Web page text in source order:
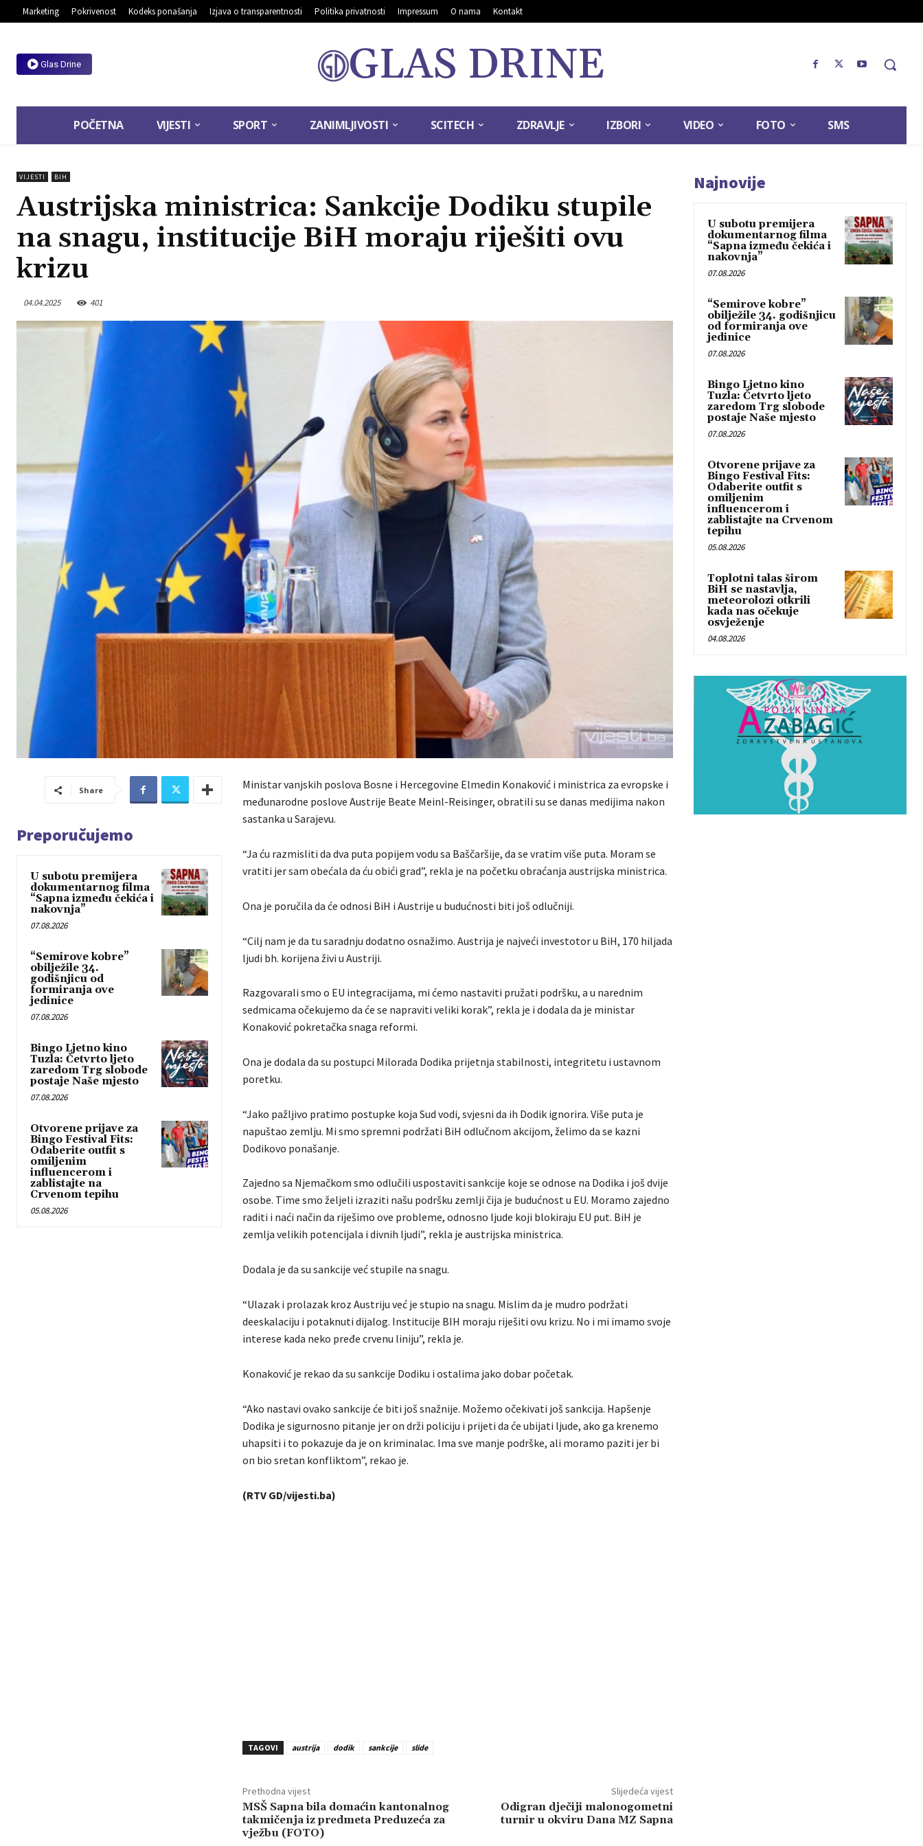
Marketing Pokrivenost Kodeks ponašanja Izjava o transparentnosti Politika privatnosti Impressum O nama Kontakt
Glas Drine GLAS DRINE
POČETNA VIJESTI SPORT ZANIMLJIVOSTI SCITECH ZDRAVLJE IZBORI VIDEO FOTO SMS
VIJESTI BIH
Austrijska ministrica: Sankcije Dodiku stupile
na snagu, institucije BiH moraju riješiti ovu
krizu
04.04.2025 401
Share
Preporučujemo
U subotu premijera
dokumentarnog filma
“Sapna između čekića i
nakovnja”
07.08.2026
“Semirove kobre”
obilježile 34.
godišnjicu od
formiranja ove
jedinice
07.08.2026
Bingo Ljetno kino
Tuzla: Četvrto ljeto
zaredom Trg slobode
postaje Naše mjesto
07.08.2026
Otvorene prijave za
Bingo Festival Fits:
Odaberite outfit s
omiljenim
influencerom i
zablistajte na
Crvenom tepihu
05.08.2026
Ministar vanjskih poslova Bosne i Hercegovine Elmedin Konaković i ministrica za evropske i
međunarodne poslove Austrije Beate Meinl-Reisinger, obratili su se danas medijima nakon
sastanka u Sarajevu.
“Ja ću razmisliti da dva puta popijem vodu sa Baščaršije, da se vratim više puta. Moram se
vratiti jer sam obećala da ću obići grad”, rekla je na početku obraćanja austrijska ministrica.
Ona je poručila da će odnosi BiH i Austrije u budućnosti biti još odlučniji.
“Cilj nam je da tu saradnju dodatno osnažimo. Austrija je najveći investotor u BiH, 170 hiljada
ljudi bh. korijena živi u Austriji.
Razgovarali smo o EU integracijama, mi ćemo nastaviti pružati podršku, a u narednim
sedmicama očekujemo da će se napraviti veliki korak”, rekla je i dodala da je ministar
Konaković pokretačka snaga reformi.
Ona je dodala da su postupci Milorada Dodika prijetnja stabilnosti, integritetu i ustavnom
poretku.
“Jako pažljivo pratimo postupke koja Sud vodi, svjesni da ih Dodik ignorira. Više puta je
napuštao zemlju. Mi smo spremni podržati BiH odlučnom akcijom, želimo da se kazni
Dodikovo ponašanje.
Zajedno sa Njemačkom smo odlučili uspostaviti sankcije koje se odnose na Dodika i još dvije
osobe. Time smo željeli izraziti našu podršku zemlji čija je budućnost u EU. Moramo zajedno
raditi i naći način da riješimo ove probleme, odnosno ljude koji blokiraju EU put. BiH je
zemlja velikih potencijala i divnih ljudi”, rekla je austrijska ministrica.
Dodala je da su sankcije već stupile na snagu.
“Ulazak i prolazak kroz Austriju već je stupio na snagu. Mislim da je mudro podržati
deeskalaciju i potaknuti dijalog. Institucije BIH moraju riješiti ovu krizu. No i mi imamo svoje
interese kada neko pređe crvenu liniju”, rekla je.
Konaković je rekao da su sankcije Dodiku i ostalima jako dobar početak.
“Ako nastavi ovako sankcije će biti još snažnije. Možemo očekivati još sankcija. Hapšenje
Dodika je sigurnosno pitanje jer on drži policiju i prijeti da će ubijati ljude, ako ga krenemo
uhapsiti i to pokazuje da je on kriminalac. Ima sve manje podrške, ali moramo paziti jer bi
on bio sretan konfliktom”, rekao je.
(RTV GD/vijesti.ba)
TAGOVI austrija dodik sankcije slide
Prethodna vijest
MSŠ Sapna bila domaćin kantonalnog
takmičenja iz predmeta Preduzeća za
vježbu (FOTO)
Slijedeća vijest
Odigran dječiji malonogometni
turnir u okviru Dana MZ Sapna
Najnovije
U subotu premijera
dokumentarnog filma
“Sapna između čekića i
nakovnja”
07.08.2026
“Semirove kobre”
obilježile 34. godišnjicu
od formiranja ove
jedinice
07.08.2026
Bingo Ljetno kino
Tuzla: Četvrto ljeto
zaredom Trg slobode
postaje Naše mjesto
07.08.2026
Otvorene prijave za
Bingo Festival Fits:
Odaberite outfit s
omiljenim
influencerom i
zablistajte na Crvenom
tepihu
05.08.2026
Toplotni talas širom
BiH se nastavlja,
meteorolozi otkrili
kada nas očekuje
osvježenje
04.08.2026